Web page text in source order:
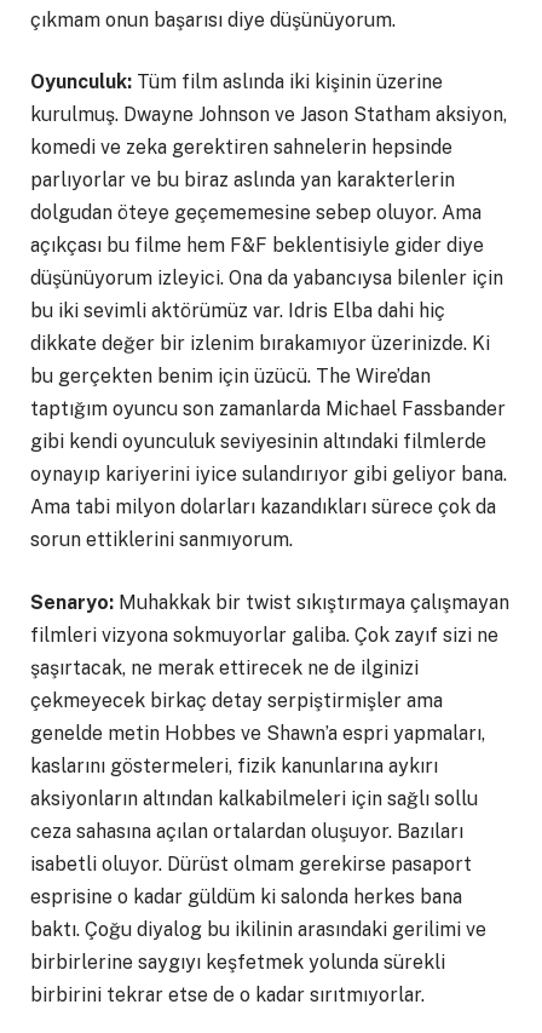
çıkmam onun başarısı diye düşünüyorum.
Oyunculuk: Tüm film aslında iki kişinin üzerine
kurulmuş. Dwayne Johnson ve Jason Statham aksiyon,
komedi ve zeka gerektiren sahnelerin hepsinde
parlıyorlar ve bu biraz aslında yan karakterlerin
dolgudan öteye geçememesine sebep oluyor. Ama
açıkçası bu filme hem F&F beklentisiyle gider diye
düşünüyorum izleyici. Ona da yabancıysa bilenler için
bu iki sevimli aktörümüz var. Idris Elba dahi hiç
dikkate değer bir izlenim bırakamıyor üzerinizde. Ki
bu gerçekten benim için üzücü. The Wire’dan
taptığım oyuncu son zamanlarda Michael Fassbander
gibi kendi oyunculuk seviyesinin altındaki filmlerde
oynayıp kariyerini iyice sulandırıyor gibi geliyor bana.
Ama tabi milyon dolarları kazandıkları sürece çok da
sorun ettiklerini sanmıyorum.
Senaryo: Muhakkak bir twist sıkıştırmaya çalışmayan
filmleri vizyona sokmuyorlar galiba. Çok zayıf sizi ne
şaşırtacak, ne merak ettirecek ne de ilginizi
çekmeyecek birkaç detay serpiştirmişler ama
genelde metin Hobbes ve Shawn’a espri yapmaları,
kaslarını göstermeleri, fizik kanunlarına aykırı
aksiyonların altından kalkabilmeleri için sağlı sollu
ceza sahasına açılan ortalardan oluşuyor. Bazıları
isabetli oluyor. Dürüst olmam gerekirse pasaport
esprisine o kadar güldüm ki salonda herkes bana
baktı. Çoğu diyalog bu ikilinin arasındaki gerilimi ve
birbirlerine saygıyı keşfetmek yolunda sürekli
birbirini tekrar etse de o kadar sırıtmıyorlar.